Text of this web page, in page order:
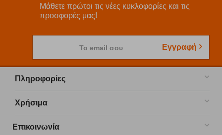
Μάθετε πρώτοι τις νέες κυκλοφορίες και τις
προσφορές μας!
Το email σου Εγγραφή
Πληροφορίες
Χρήσιμα
Επικοινωνία